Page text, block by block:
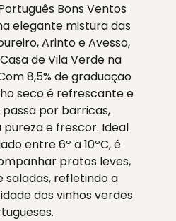
Bons Ventos
elegante mistura das
Arinto e Avesso,
de Vila Verde na
8,5% de graduação
seco é refrescante e
por barricas,
e frescor. Ideal
entre 6º a 10ºC, é
pratos leves,
saladas, refletindo a
dos vinhos verdes